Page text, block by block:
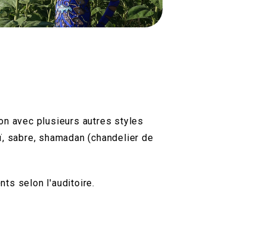
avec plusieurs autres styles
shamadan (chandelier de
selon l'auditoire.